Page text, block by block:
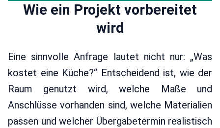
Wie ein Projekt vorbereitet
wird
Eine sinnvolle Anfrage lautet nicht nur: „Was
kostet eine Küche?“ Entscheidend ist, wie der
Raum genutzt wird, welche Maße und
Anschlüsse vorhanden sind, welche Materialien
passen und welcher Übergabetermin realistisch